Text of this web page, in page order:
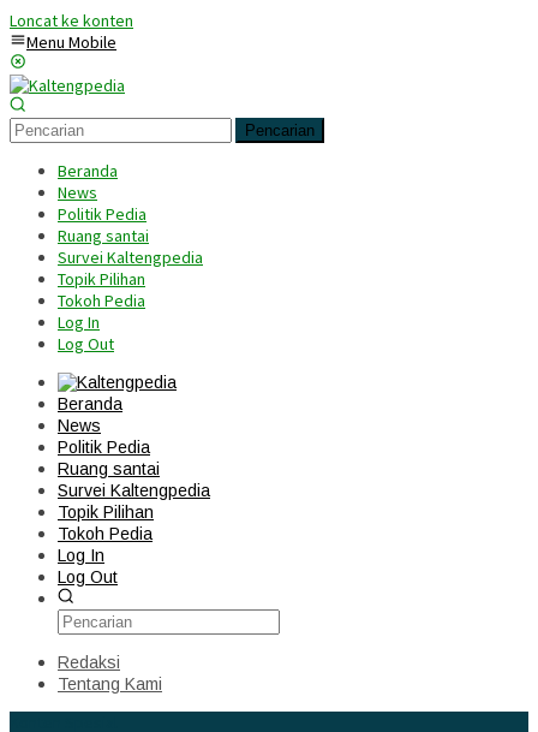
Loncat ke konten
Menu Mobile
Pencarian
Beranda
News
Politik Pedia
Ruang santai
Survei Kaltengpedia
Topik Pilihan
Tokoh Pedia
Log In
Log Out
Beranda
News
Politik Pedia
Ruang santai
Survei Kaltengpedia
Topik Pilihan
Tokoh Pedia
Log In
Log Out
Redaksi
Tentang Kami